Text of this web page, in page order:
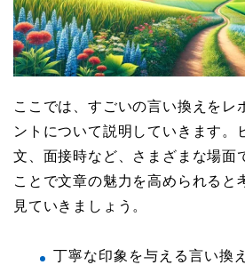
ここでは、すごいの言い換えをレ
ントについて説明していきます。
文、面接時など、さまざまな場面
ことで文章の魅力を高められると
見ていきましょう。
丁寧な印象を与える言い換え